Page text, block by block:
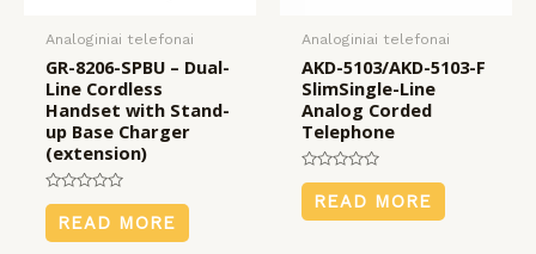
Analoginiai telefonai
GR-8206-SPBU – Dual-
Line Cordless
Handset with Stand-
up Base Charger
(extension)
Rated
out
of
READ MORE
Analoginiai telefonai
AKD-5103/AKD-5103-F
SlimSingle-Line
Analog Corded
Telephone
Rated
out
of
READ MORE